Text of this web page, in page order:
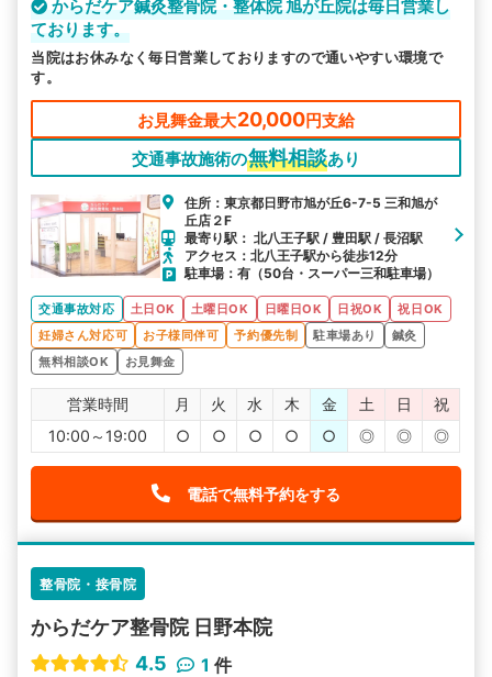
からだケア鍼灸整骨院・整体院 旭が丘院は毎日営業し
ております。
当院はお休みなく毎日営業しておりますので通いやすい環境で
す。
お見舞金最大20,000円支給
交通事故施術の無料相談あり
住所：東京都日野市旭が丘6-7-5 三和旭が
丘店２F
最寄り駅： 北八王子駅 / 豊田駅 / 長沼駅
アクセス：北八王子駅から徒歩12分
駐車場：有（50台・スーパー三和駐車場）
交通事故対応 土日OK 土曜日OK 日曜日OK 日祝OK
祝日OK
妊婦さん対応可
お子様同伴可 予約優先制 駐車場あり
鍼灸
無料相談OK
お見舞金
営業時間 月 火 水 木 金 土 日
祝
10:00～19:00
○ ○ ○ ○ ○ ◎ ◎ ◎
電話で無料予約をする
整骨院・接骨院
からだケア整骨院 日野本院
4.5
1 件